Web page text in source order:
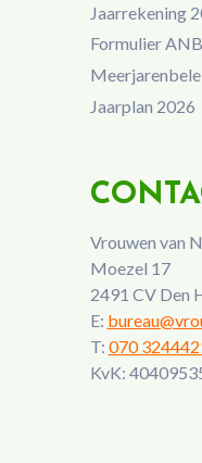
Jaarrekening
Formulier
Jaarplan 2026
Vrouwen van
Moezel 17
2491 CV Den
E:
T: 070
KvK: